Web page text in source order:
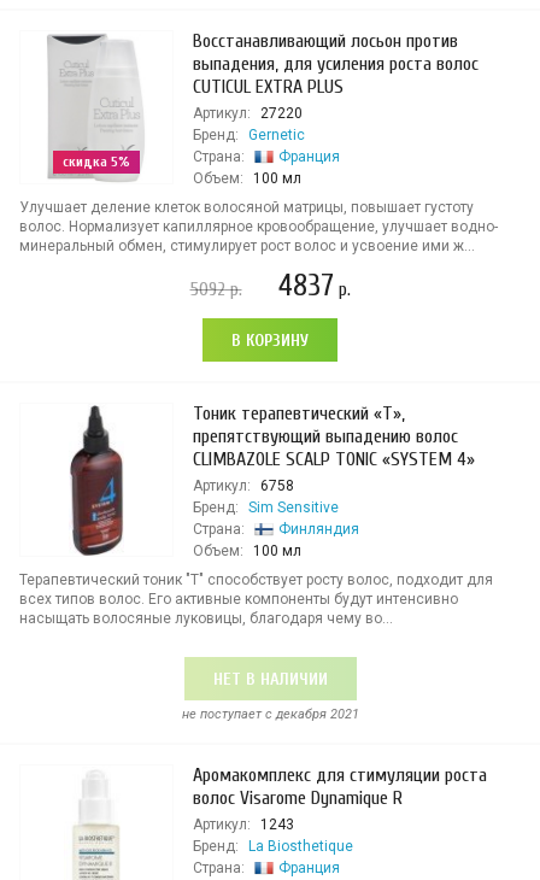
скидка 5%
Восстанавливающий лосьон против
выпадения, для усиления роста волос
CUTICUL EXTRA PLUS
Артикул:
27220
Бренд:
Gernetic
Страна:
Франция
Объем:
100 мл
Улучшает деление клеток волосяной матрицы, повышает густоту
волос. Нормализует капиллярное кровообращение, улучшает водно-
минеральный обмен, стимулирует рост волос и усвоение ими ж...
5092р. 4837 р.
В КОРЗИНУ
Тоник терапевтический «Т»,
препятствующий выпадению волос
CLIMBAZOLE SCALP TONIC «SYSTEM 4»
Артикул:
6758
Бренд:
Sim Sensitive
Страна:
Финляндия
Объем:
100 мл
Терапевтический тоник "Т" способствует росту волос, подходит для
всех типов волос. Его активные компоненты будут интенсивно
насыщать волосяные луковицы, благодаря чему во...
НЕТ В НАЛИЧИИ
не поступает c декабря 2021
Аромакомплекс для стимуляции роста
волос Visarome Dynamique R
Артикул:
1243
Бренд:
La Biosthetique
Страна:
Франция